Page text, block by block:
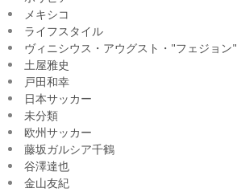
メキシコ
ライフスタイル
ヴィニシウス・アウグスト・"フェジョン"
土屋雅史
戸田和幸
日本サッカー
未分類
欧州サッカー
藤坂ガルシア千鶴
谷澤達也
金山友紀